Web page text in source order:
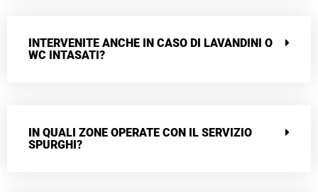
INTERVENITE ANCHE IN CASO DI LAVANDINI O
WC INTASATI?
IN QUALI ZONE OPERATE CON IL SERVIZIO
SPURGHI?